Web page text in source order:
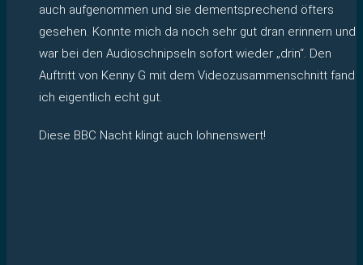
auch aufgenommen und sie dementsprechend öfters
gesehen. Konnte mich da noch sehr gut dran erinnern und
war bei den Audioschnipseln sofort wieder „drin“. Den
Auftritt von Kenny G mit dem Videozusammenschnitt fand
ich eigentlich echt gut.
Diese BBC Nacht klingt auch lohnenswert!